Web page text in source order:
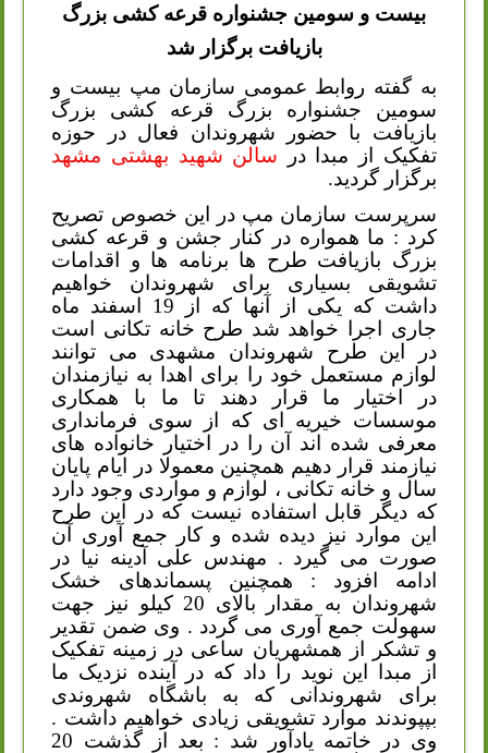
بیست و سومین جشنواره قرعه کشی بزرگ
بازیافت برگزار شد
به گفته روابط عمومی سازمان مپ بیست و
سومین جشنواره بزرگ قرعه کشی بزرگ
بازیافت با حضور شهروندان فعال در حوزه
تفکیک از مبدا در سالن شهید بهشتی مشهد
برگزار گردید.
سرپرست سازمان مپ در این خصوص تصریح
کرد : ما همواره در کنار جشن و قرعه کشی
بزرگ بازیافت طرح ها برنامه ها و اقدامات
تشویقی بسیاری برای شهروندان خواهیم
داشت که یکی از آنها که از 19 اسفند ماه
جاری اجرا خواهد شد طرح خانه تکانی است
در این طرح شهروندان مشهدی می توانند
لوازم مستعمل خود را برای اهدا به نیازمندان
در اختیار ما قرار دهند تا ما با همکاری
موسسات خیریه ای که از سوی فرمانداری
معرفی شده اند آن را در اختیار خانواده های
نیازمند قرار دهیم همچنین معمولا در ایام پایان
سال و خانه تکانی ، لوازم و مواردی وجود دارد
که دیگر قابل استفاده نیست که در این طرح
این موارد نیز دیده شده و کار جمع آوری آن
صورت می گیرد . مهندس علی آدینه نیا در
ادامه افزود : همچنین پسماندهای خشک
شهروندان به مقدار بالای 20 کیلو نیز جهت
سهولت جمع آوری می گردد . وی ضمن تقدیر
و تشکر از همشهریان ساعی در زمینه تفکیک
از مبدا این نوید را داد که در آینده نزدیک ما
برای شهروندانی که به باشگاه شهروندی
بپپوندند موارد تشویقی زیادی خواهیم داشت .
وی در خاتمه یادآور شد :
بعد از گذشت 20